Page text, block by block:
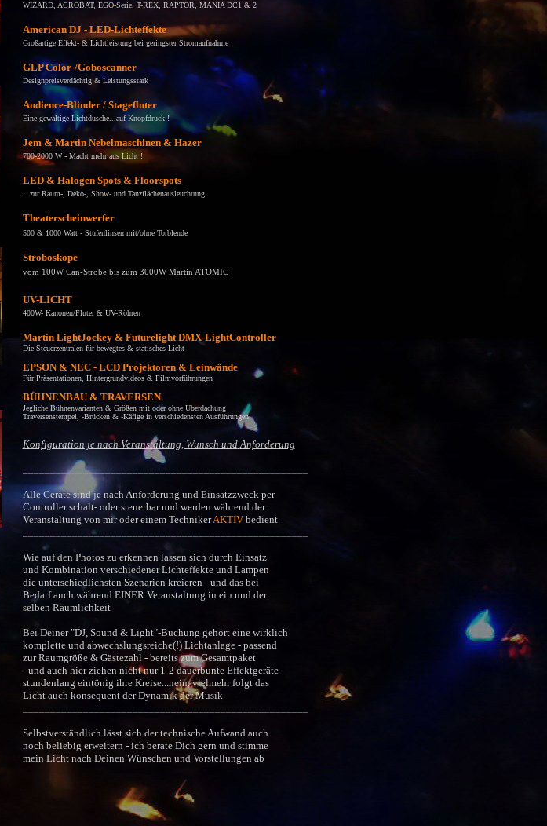
WIZARD, ACROBAT, EGO-Serie, T-REX, RAPTOR, MANIA DC1 & 2
American DJ - LED-Lichteffekte
Großartige Effekt- & Lichtleistung bei geringster Stromaufnahme
GLP Color-/Goboscanner
Designpreisverdächtig & Leistungsstark
Audience-Blinder / Stagefluter
Eine gewaltige Lichtdusche...auf Knopfdruck!
Jem & Martin Nebelmaschinen& Hazer
700-2000 W - Macht mehr aus Licht !
LED & Halogen Spots & Floorspots
zur Raum-, Deko-, Show- und Tanzflächenausleuchtung
Theaterscheinwerfer
500 & 1000 Watt - Stufenlinsen mit/ohne Torblende
Stroboskope
vom 100W Can-Strobe bis zum 3000W Martin ATOMIC
UV-LICHT
400W- Kanonen/Fluter & UV-Röhren
Martin LightJockey& Futurelight DMX-LightController
Die Steuerzentralenfür bewegtes& statisches Licht
EPSON & NEC - LCD Projektoren & Leinwände
Für Präsentationen, Hintergrundvideos & Filmvorführungen
BÜHNENBAU & TRAVERSEN
JeglicheBühnenvarianten & Größen mit oder ohne Überdachung
Traversenstempel, -Brücken & -Käfige in verschiedensten Ausführungen
Konfiguration je nach Veranstaltung, Wunsch und Anforderung
____________________________________________________
Alle Geräte sind je nach Anforderung und Einsatzzweck per
Controller schalt-odersteuerbar und werden während der
Veranstaltung von mir oder einem TechnikerAKTIVbedient
____________________________________________________
Wie auf den Photos zu erkennen lassen sich durch Einsatz
und Kombination verschiedener Lichteffekte und Lampen
die unterschiedlichsten Szenarien kreieren - und das bei
Bedarf auch während EINER Veranstaltung in ein und der
selben Räumlichkeit
Bei Deiner "DJ, Sound & Light"-Buchung gehört eine wirklich
komplette und abwechslungsreiche(!) Lichtanlage - passend
zur Raumgröße & Gästezahl - bereits zum Gesamtpaket
- und auch hier ziehen nicht nur 1-2 dauerbunte Effektgeräte
stundenlang eintönig ihre Kreise...nein, vielmehr folgt das
Licht auch konsequent der Dynamik der Musik
Selbstverständlich lässt sich der technische Aufwand auch
noch beliebig erweitern - ich berate Dich gern und stimme
mein Licht nach Deinen Wünschen und Vorstellungen ab